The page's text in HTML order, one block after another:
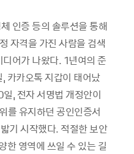
인증 등의 솔루션을 통해
자격을 가진 사람을 검색
어가 나왔다. 1년여의 준
카오톡 지갑이 태어났
, 전자 서명법 개정안이
를 유지하던 공인인증서
기 시작했다. 적절한 보안
한 영역에 쓰일 수 있는 길